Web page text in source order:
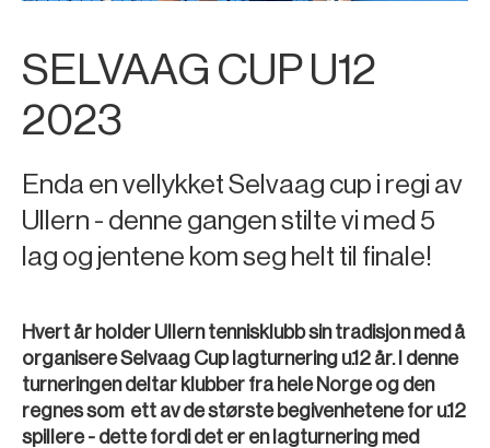
SELVAAG CUP U12
2023
Enda en vellykket Selvaag cup i regi av
Ullern - denne gangen stilte vi med 5
lag og jentene kom seg helt til finale!
Hvert år holder Ullern tennisklubb sin tradisjon med å
organisere Selvaag Cup lagturnering u.12 år. I denne
turneringen deltar klubber fra hele Norge og den
regnes som ett av de største begivenhetene for u.12
spillere - dette fordi det er en lagturnering med